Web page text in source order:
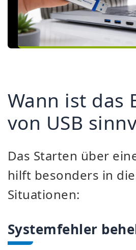
Wann ist das
von USB
Das Starten über
hilft besonders in
Situationen:
Systemfehler